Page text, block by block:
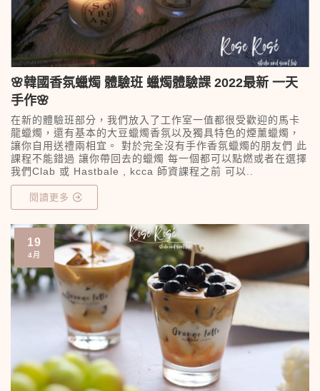
🌸韓國香氛蠟燭 體驗班 蠟燭體驗課 2022最新 一天
手作🌸
在新的體驗班部分，我們放入了工作室一值都很受歡迎的馬卡
龍蠟燭，還有基本的大豆蠟燭香氛以及獨具特色的煙薰蠟燭，
讓你自用送禮兩相宜。 對於完全沒有手作香氛蠟燭的朋友們 此
課程不能錯過 讓你帶回去的蠟燭 每一個都可以點燃或者在選擇
我們Clab 或 Hastbale , kcca 師資課程之前 可以..
閱讀更多
19
4月